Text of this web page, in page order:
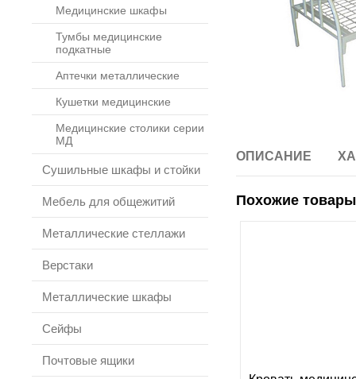
Медицинские шкафы
Тумбы медицинские
подкатные
Аптечки металлические
Кушетки медицинские
Медицинские столики серии
МД
Сушильные шкафы и стойки
Мебель для общежитий
Металлические стеллажи
Верстаки
Металлические шкафы
Сейфы
Почтовые ящики
ОПИСАНИЕ
Похожие